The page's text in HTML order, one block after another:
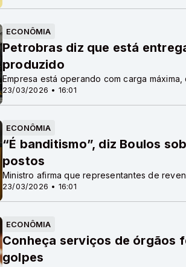
ECONÔMIA
23/03/2026 • 16:01
Petrobras diz que está
produzido
Empresa está operando com carga máxima,
ECONÔMIA
23/03/2026 • 16:01
“É banditismo”, diz Boulos
postos
Ministro afirma que representantes de
ECONÔMIA
Conheça serviços de órgãos
golpes